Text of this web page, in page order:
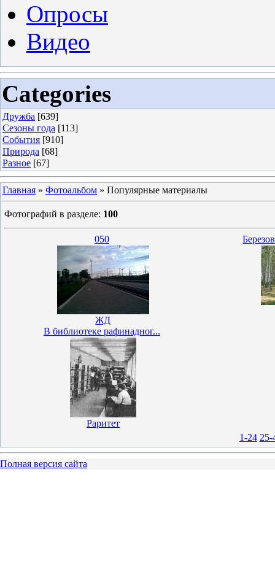
Опросы
Видео
Categories
Дружба [639]
Сезоны года [113]
События [910]
Природа [68]
Разное [67]
Главная » Фотоальбом » Популярные материалы
Фотографий в разделе: 100
050
ЖД
В библиотеке рафинадног...
Раритет
1-24 25-
Полная версия сайта